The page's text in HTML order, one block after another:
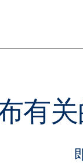
有